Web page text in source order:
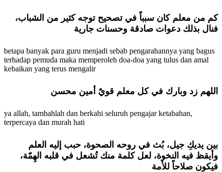
كم من معلم كان سبباً في تصحيح توجه كثير من الشباب،
فنال بذلك دعوات صادقة وحسنات جارية
betapa banyak para guru menjadi sebab pengarahannya yang bagus
terhadap pemuda maka memperoleh doa-doa yang tulus dan amal
kebaikan yang terus mengalir
اللهم زد وبارك في كل معلم قويٌ أمين محسن
ya allah, tambahlah dan berkahi seluruh pengajar ketabahan,
terpercaya dan murah hati
بين يديكِ جيل، بُث في روحه الصحوة، حبب إليه العلم
وأيقظ فيه النخوة، لعل كلمة منك تُشعل في قلبه الهِمّة،
فيكون صلاحاً للأمة